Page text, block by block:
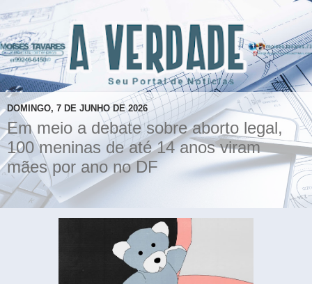
DOMINGO, 7 DE JUNHO DE 2026
Em meio a debate sobre aborto legal,
100 meninas de até 14 anos viram
mães por ano no DF